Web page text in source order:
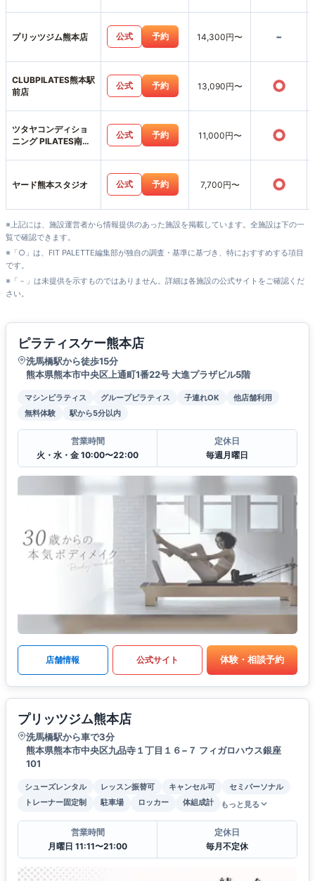
プリッツジム熊本店 公式 予約 14,300円〜 -
CLUBPILATES熊本駅
前店
公式 予約 13,090円〜 ○
ツタヤコンディショ
ニング PILATES南熊
公式 予約 11,000円〜 ○
ヤード熊本スタジオ 公式 予約 7,700円〜 ○
※上記には、施設運営者から情報提供のあった施設を掲載しています。全施設は下の一
覧で確認できます。
※「○」は、FIT PALETTE編集部が独自の調査・基準に基づき、特におすすめする項目
です。
※「－」は未提供を示すものではありません。詳細は各施設の公式サイトをご確認くだ
さい。
ピラティスケー熊本店
洗馬橋駅から徒歩15分
熊本県熊本市中央区上通町1番22号 大進プラザビル5階
マシンピラティス グループピラティス 子連れOK
他店舗利用
無料体験
駅から5分以内
営業時間
火・水・金 10:00〜22:00
定休日
毎週月曜日
店舗情報 公式サイト 体験・相談予約
プリッツジム熊本店
洗馬橋駅から車で3分
熊本県熊本市中央区九品寺１丁目１６−７ フィガロハウス銀座
101
シューズレンタル レッスン振替可 キャンセル可
セミパーソナル
トレーナー固定制
駐車場 ロッカー 体組成計 もっと見る
営業時間
月曜日 11:11〜21:00
定休日
毎月不定休